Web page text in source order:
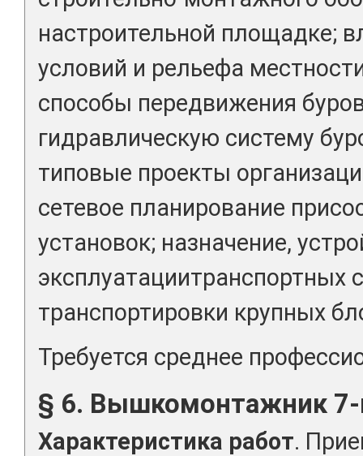
настроительной площадке;
условий и рельефа
способы передвижения
гидравлическую систему
типовые проекты
сетевое планирование
установок; назначение,
эксплуатациитранспортных
транспортировки крупных
Требуется среднее
§ 6. Вышкомонтажник 7-
Характеристика работ.